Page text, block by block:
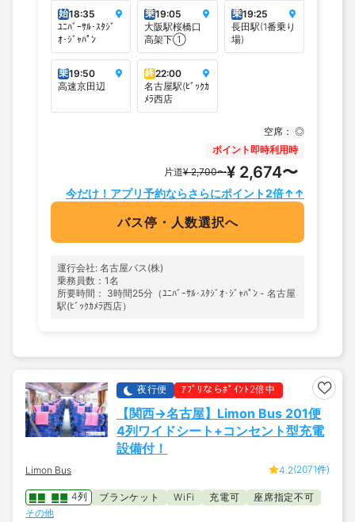
始18:35
ﾕﾆﾊﾞｰｻﾙ･ｽﾀｼﾞ
ｵ･ｼﾞｬﾊﾟﾝ
乗19:05
大阪駅桜橋口
高架下①
乗19:25
長田駅(1番乗り
場)
乗19:50
高速京田辺
終22:00
名古屋駅(ﾋﾞｯｸｶ
ﾒﾗ西店
空席： ◎
ポイント即時利用時
片道¥ 2,700〜¥ 2,674〜
今だけ！アプリ予約ならさらにポイント2倍↑↑
バス停・人数選択へ
運行会社: 名古屋バス(株)
乗務員数：1名
所要時間： 3時間25分（ﾕﾆﾊﾞｰｻﾙ･ｽﾀｼﾞｵ･ｼﾞｬﾊﾟﾝ - 名古屋
駅(ﾋﾞｯｸｶﾒﾗ西店）
夜行便 ｱﾌﾟﾘならﾎﾟｲﾝﾄ2倍中
【関西→名古屋】Limon Bus 201便
4列ワイドシート+コンセント型充電
設備付！
Limon Bus 4.2(2071件)
4列 ブランケット WiFi 充電可
座席指定不可
その他